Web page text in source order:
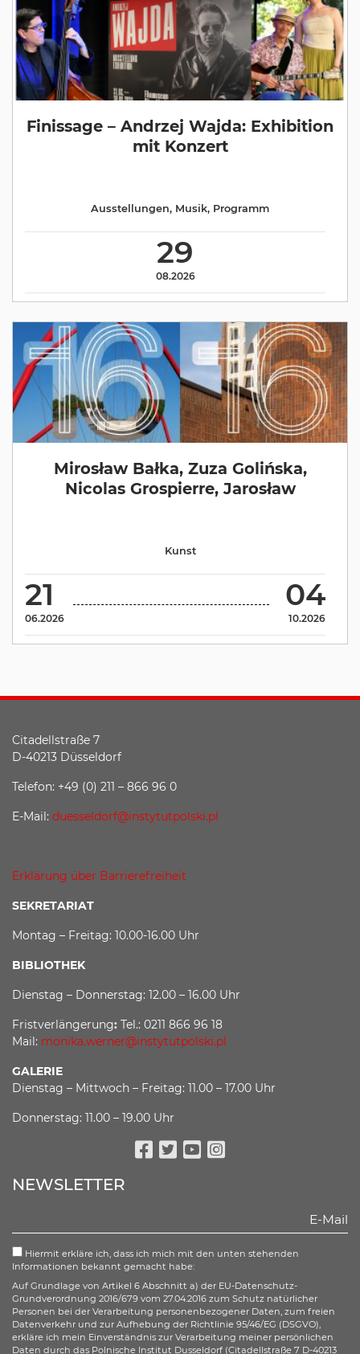
Finissage – Andrzej Wajda: Exhibition
mit Konzert
29
08.2026
Ausstellungen, Musik, Programm
Mirosław Bałka, Zuza Golińska,
Nicolas Grospierre, Jarosław
21
06.2026
04
10.2026
Kunst
Citadellstraße 7
D-40213 Düsseldorf
Telefon: +49 (0) 211 – 866 96 0
E-Mail: duesseldorf@instytutpolski.pl
Erklärung über Barrierefreiheit
SEKRETARIAT
Montag – Freitag: 10.00-16.00 Uhr
BIBLIOTHEK
Dienstag – Donnerstag: 12.00 – 16.00 Uhr
Fristverlängerung: Tel.: 0211 866 96 18
Mail: monika.werner@instytutpolski.pl
GALERIE
Dienstag – Mittwoch – Freitag: 11.00 – 17.00 Uhr
Donnerstag: 11.00 – 19.00 Uhr
NEWSLETTER
Hiermit erkläre ich, dass ich mich mit den unten stehenden
Informationen bekannt gemacht habe:
Auf Grundlage von Artikel 6 Abschnitt a) der EU-Datenschutz-
Grundverordnung 2016/679 vom 27.04.2016 zum Schutz natürlicher
Personen bei der Verarbeitung personenbezogener Daten, zum freien
Datenverkehr und zur Aufhebung der Richtlinie 95/46/EG (DSGVO),
erkläre ich mein Einverständnis zur Verarbeitung meiner persönlichen
Daten durch das Polnische Institut Dusseldorf (Citadellstraße 7 D-40213